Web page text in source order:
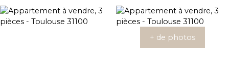
+ de photos